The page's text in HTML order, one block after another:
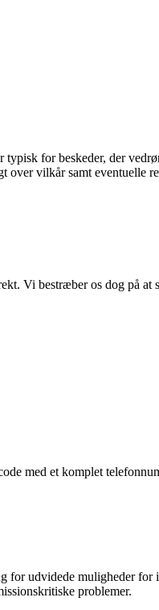
for beskeder, der
over vilkår samt eventuelle
Vi bestræber os dog på at
med et komplet
for udvidede muligheder for
problemer.